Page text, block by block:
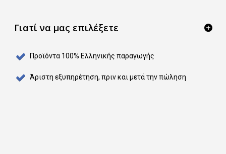
Γιατί να μας επιλέξετε
Προϊόντα 100% Ελληνικής παραγωγής
Άριστη εξυπηρέτηση, πριν και μετά την πώληση